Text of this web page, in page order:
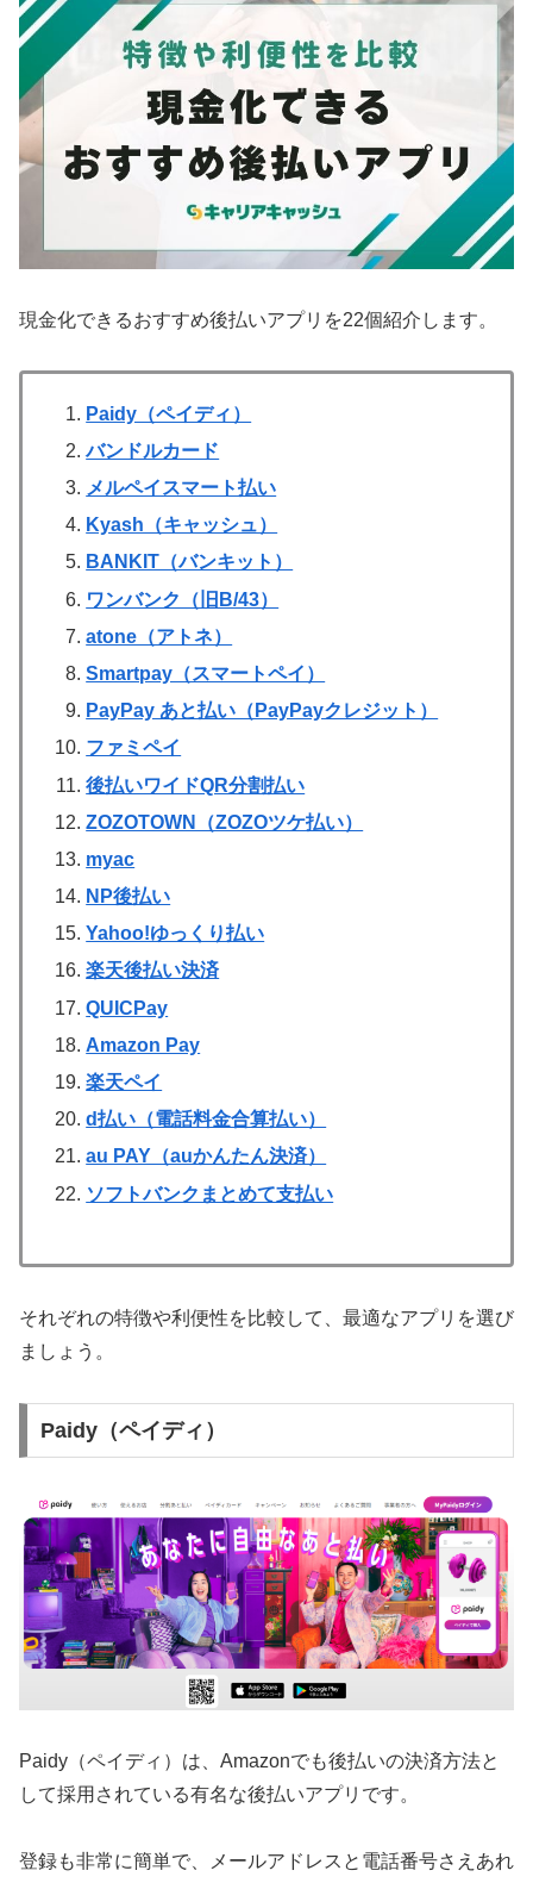
現金化できるおすすめ後払いアプリを22個紹介します。
Paidy（ペイディ）
バンドルカード
メルペイスマート払い
Kyash（キャッシュ）
BANKIT（バンキット）
ワンバンク（旧B/43）
atone（アトネ）
Smartpay（スマートペイ）
PayPay あと払い（PayPayクレジット）
ファミペイ
後払いワイドQR分割払い
ZOZOTOWN（ZOZOツケ払い）
myac
NP後払い
Yahoo!ゆっくり払い
楽天後払い決済
QUICPay
Amazon Pay
楽天ペイ
d払い（電話料金合算払い）
au PAY（auかんたん決済）
ソフトバンクまとめて支払い
それぞれの特徴や利便性を比較して、最適なアプリを選び
ましょう。
Paidy（ペイディ）
Paidy（ペイディ）は、Amazonでも後払いの決済方法と
して採用されている有名な後払いアプリです。
登録も非常に簡単で、メールアドレスと電話番号さえあれ